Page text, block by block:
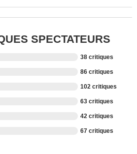
SPECTATEURS
38 critiques
86 critiques
102 critiques
63 critiques
42 critiques
67 critiques